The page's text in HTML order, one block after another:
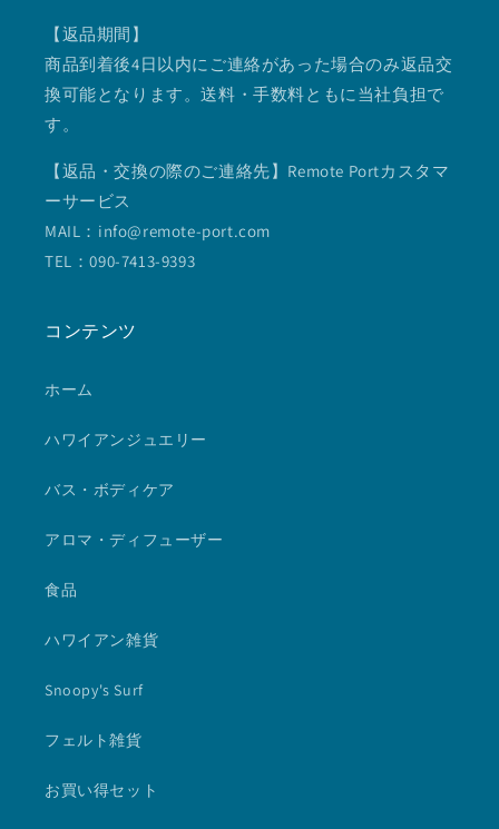
【返品期間】
商品到着後4日以内にご連絡があった場合のみ返品交
換可能となります。送料・手数料ともに当社負担で
す。
【返品・交換の際のご連絡先】Remote Portカスタマ
ーサービス
MAIL：info@remote-port.com
TEL：090-7413-9393
コンテンツ
ホーム
ハワイアンジュエリー
バス・ボディケア
アロマ・ディフューザー
食品
ハワイアン雑貨
Snoopy's Surf
フェルト雑貨
お買い得セット